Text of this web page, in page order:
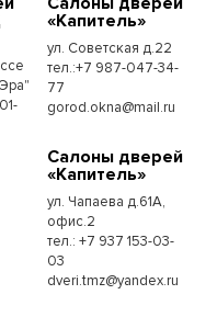
«Капитель»
ул. Советская д.22
тел.:+7 987-047-34-
77
gorod.okna@mail.ru
Cалоны дверей
«Капитель»
ул. Чапаева д.61А,
офис.2
тел.: +7 937 153-03-
03
dveri.tmz@yandex.ru